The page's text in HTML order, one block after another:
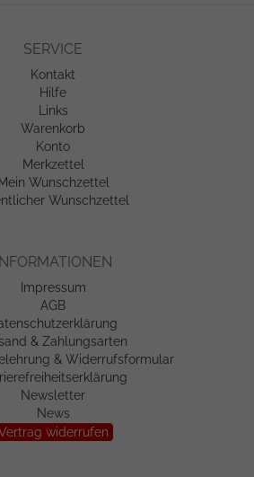
SERVICE
Kontakt
Hilfe
Links
Warenkorb
Konto
Merkzettel
Mein Wunschzettel
Wunschzettel
Impressum
AGB
& Zahlungsarten
& Widerrufsformular
Newsletter
News
widerrufen